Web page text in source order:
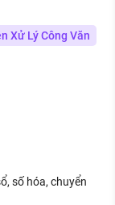
Xử Lý Công Văn
số hóa, chuyển